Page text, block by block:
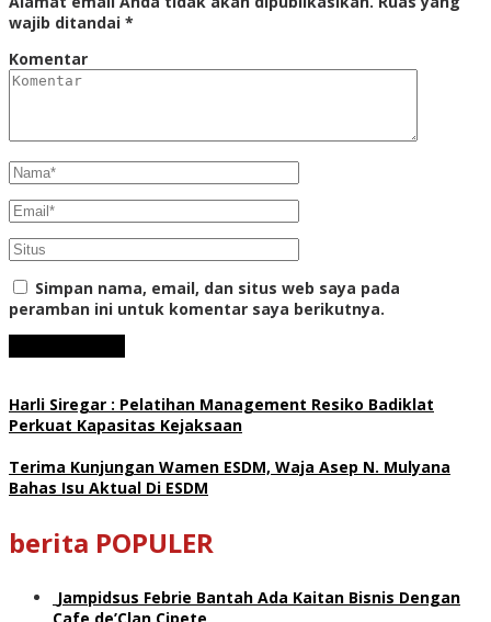
wajib ditandai *
Komentar
Simpan nama, email, dan situs web saya pada
peramban ini untuk komentar saya berikutnya.
Harli Siregar : Pelatihan Management Resiko Badiklat
Perkuat Kapasitas Kejaksaan
Terima Kunjungan Wamen ESDM, Waja Asep N. Mulyana
Bahas Isu Aktual Di ESDM
berita POPULER
Jampidsus Febrie Bantah Ada Kaitan Bisnis Dengan